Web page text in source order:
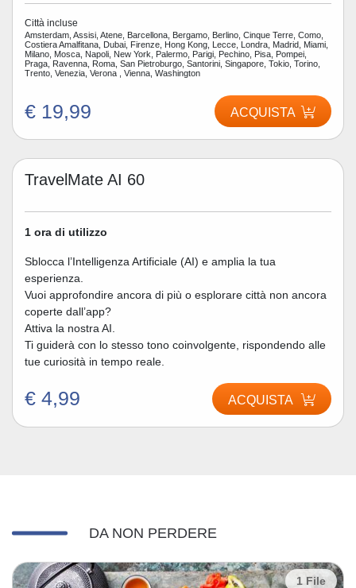
Città incluse
Amsterdam, Assisi, Atene, Barcellona, Bergamo, Berlino, Cinque Terre, Como,
Costiera Amalfitana, Dubai, Firenze, Hong Kong, Lecce, Londra, Madrid, Miami,
Milano, Mosca, Napoli, New York, Palermo, Parigi, Pechino, Pisa, Pompei,
Praga, Ravenna, Roma, San Pietroburgo, Santorini, Singapore, Tokio, Torino,
Trento, Venezia, Verona , Vienna, Washington
€ 19,99 ACQUISTA
TravelMate AI 60
1 ora di utilizzo
Sblocca l’Intelligenza Artificiale (AI) e amplia la tua
esperienza.
Vuoi approfondire ancora di più o esplorare città non ancora
coperte dall’app?
Attiva la nostra AI.
Ti guiderà con lo stesso tono coinvolgente, rispondendo alle
tue curiosità in tempo reale.
€ 4,99 ACQUISTA
DA NON PERDERE
1 File